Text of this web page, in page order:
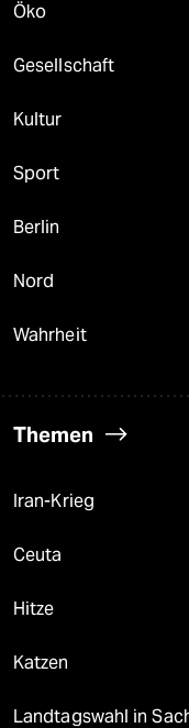
Öko
Gesellschaft
Kultur
Sport
Berlin
Nord
Wahrheit
Themen
Iran-Krieg
Ceuta
Hitze
Katzen
Landtagswahl in